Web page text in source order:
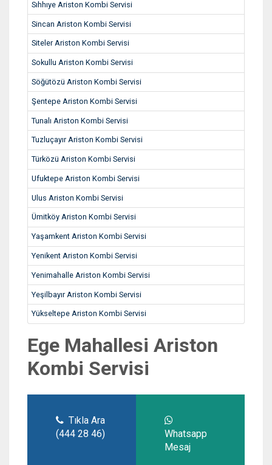
Sıhhıye Ariston Kombi Servisi
Sincan Ariston Kombi Servisi
Siteler Ariston Kombi Servisi
Sokullu Ariston Kombi Servisi
Söğütözü Ariston Kombi Servisi
Şentepe Ariston Kombi Servisi
Tunalı Ariston Kombi Servisi
Tuzluçayır Ariston Kombi Servisi
Türközü Ariston Kombi Servisi
Ufuktepe Ariston Kombi Servisi
Ulus Ariston Kombi Servisi
Ümitköy Ariston Kombi Servisi
Yaşamkent Ariston Kombi Servisi
Yenikent Ariston Kombi Servisi
Yenimahalle Ariston Kombi Servisi
Yeşilbayır Ariston Kombi Servisi
Yükseltepe Ariston Kombi Servisi
Ege Mahallesi Ariston
Kombi Servisi
Tıkla Ara
(444 28 46)
Whatsapp
Mesaj